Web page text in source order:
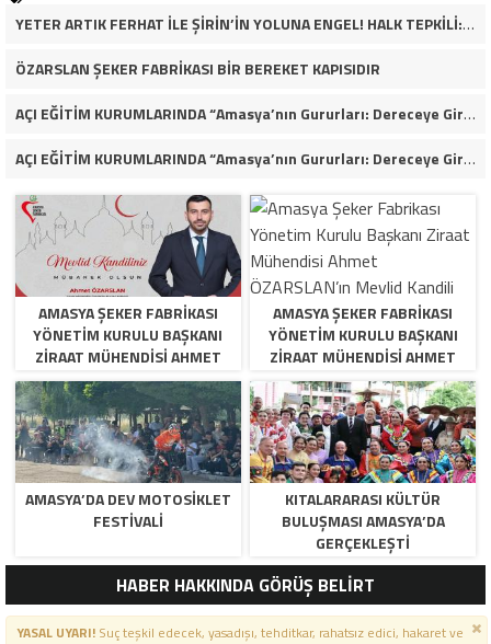
YETER ARTIK FERHAT İLE ŞİRİN’İN YOLUNA ENGEL! HALK TEPKİLİ: “YOLU KAPATMAK ÇÖZÜM DEĞİL, GÖREVİNİ YAP!”
ÖZARSLAN ŞEKER FABRİKASI BİR BEREKET KAPISIDIR
AÇI EĞİTİM KURUMLARINDA “Amasya’nın Gururları: Dereceye Giren Öğrenciler İçin Anlamlı Tören”
AÇI EĞİTİM KURUMLARINDA “Amasya’nın Gururları: Dereceye Giren Öğrenciler İçin Anlamlı Tören”
AMASYA ŞEKER FABRIKASI
YÖNETIM KURULU BAŞKANI
ZIRAAT MÜHENDISI AHMET
ÖZARSLAN’IN MEVLID KANDILI
MESAJI
AMASYA ŞEKER FABRIKASI
YÖNETIM KURULU BAŞKANI
ZIRAAT MÜHENDISI AHMET
ÖZARSLAN’IN MEVLID KANDILI
MESAJI
AMASYA’DA DEV MOTOSIKLET
FESTIVALI
KITALARARASI KÜLTÜR
BULUŞMASI AMASYA’DA
GERÇEKLEŞTI
HABER HAKKINDA GÖRÜŞ BELİRT
YASAL UYARI!Suç teşkil edecek, yasadışı, tehditkar, rahatsız edici, hakaret ve